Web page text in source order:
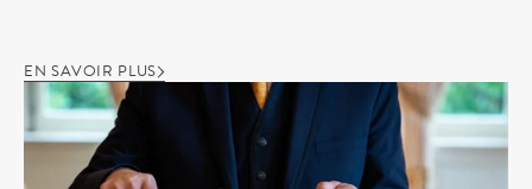
EN SAVOIR PLUS